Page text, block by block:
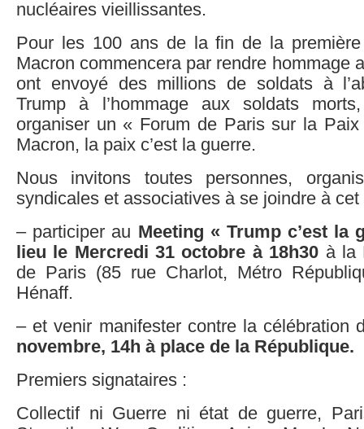
nucléaires vieillissantes.
Pour les 100 ans de la fin de la première
Macron commencera par rendre hommage
ont envoyé des millions de soldats à
Trump à l’hommage aux soldats
organiser un « Forum de Paris sur la
Macron, la paix c’est la guerre.
Nous invitons toutes personnes,
syndicales et associatives à se joindre à
– participer au Meeting « Trump c’est la
lieu le Mercredi 31 octobre à 18h30 à la
de Paris (85 rue Charlot, Métro
Hénaff.
– et venir manifester contre la célébration
novembre, 14h à place de la République.
Premiers signataires :
Collectif ni Guerre ni état de guerre,